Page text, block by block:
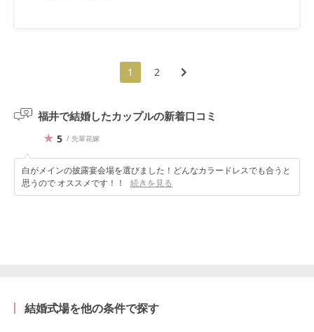
1 2
福井で結婚したカップルの新着口コミ
5 / 先輩花嫁
白がメインの披露宴会場を選びました！どんなカラードレスでも合うと
思うので オススメです！！
続きを見る
結婚式場を他の条件で探す